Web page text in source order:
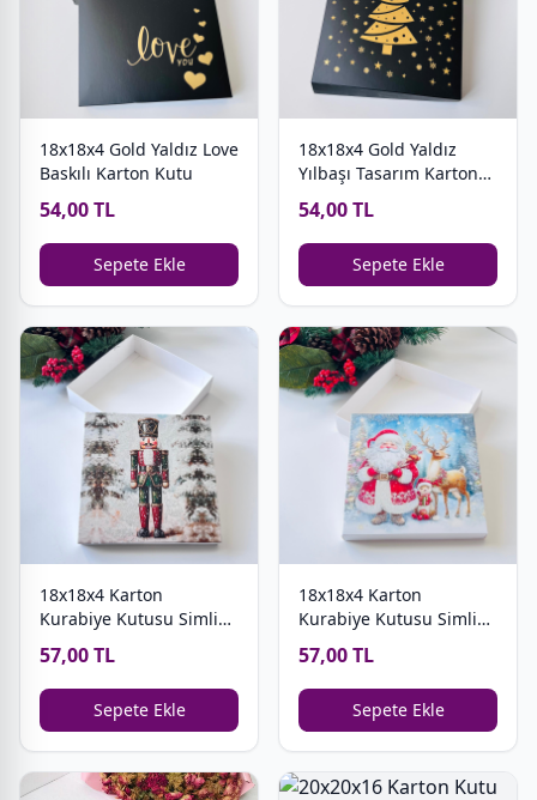
18x18x4 Gold Yaldız Love
Baskılı Karton Kutu
54,00 TL
Sepete Ekle
18x18x4 Gold Yaldız
Yılbaşı Tasarım Karton
54,00 TL
Sepete Ekle
18x18x4 Karton
Kurabiye Kutusu Simli
57,00 TL
Sepete Ekle
18x18x4 Karton
Kurabiye Kutusu Simli
57,00 TL
Sepete Ekle